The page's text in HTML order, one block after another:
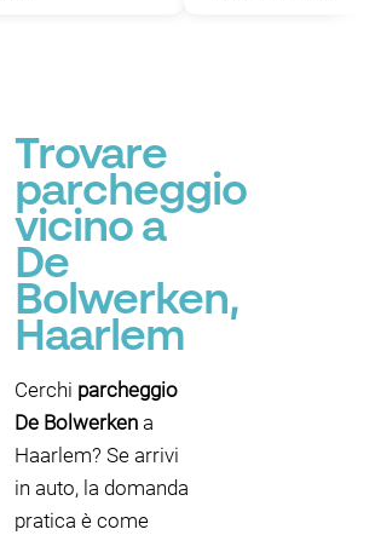
Trovare
parcheggio
vicino a
De
Bolwerken,
Haarlem
Cerchi parcheggio
De Bolwerken a
Haarlem? Se arrivi
in auto, la domanda
pratica è come